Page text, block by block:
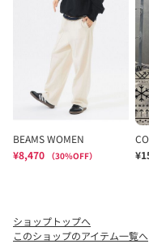
ショップトップへ
このショップのアイテム一覧へ